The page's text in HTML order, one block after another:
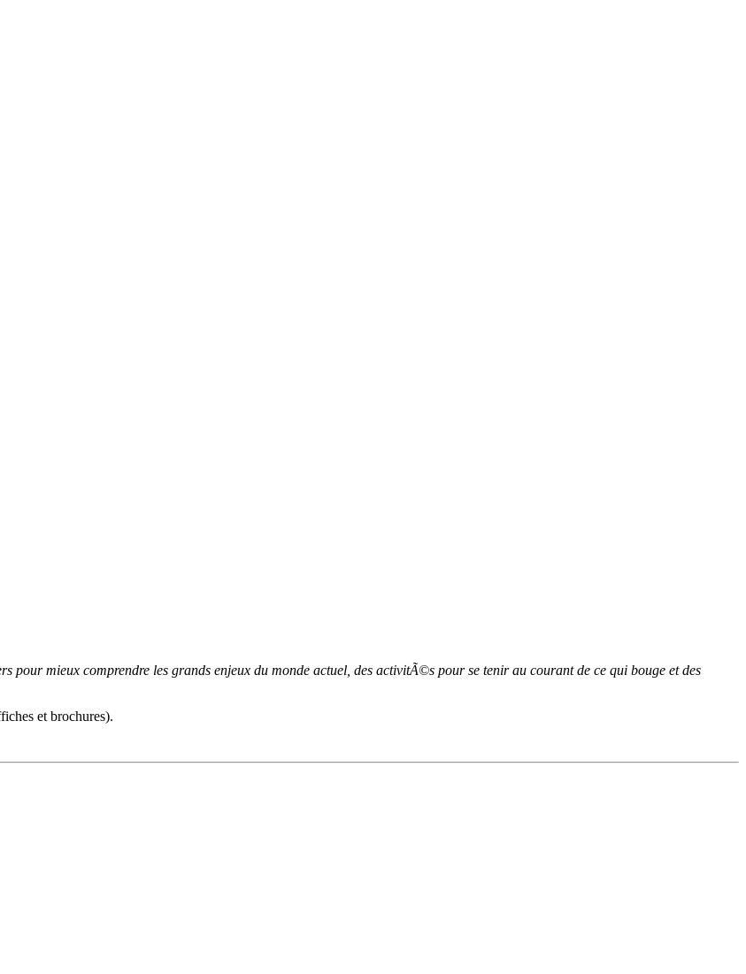
pour mieux comprendre les grands enjeux du monde actuel, des activitÃ©s pour se tenir au courant de ce qui bouge et des
et brochures).